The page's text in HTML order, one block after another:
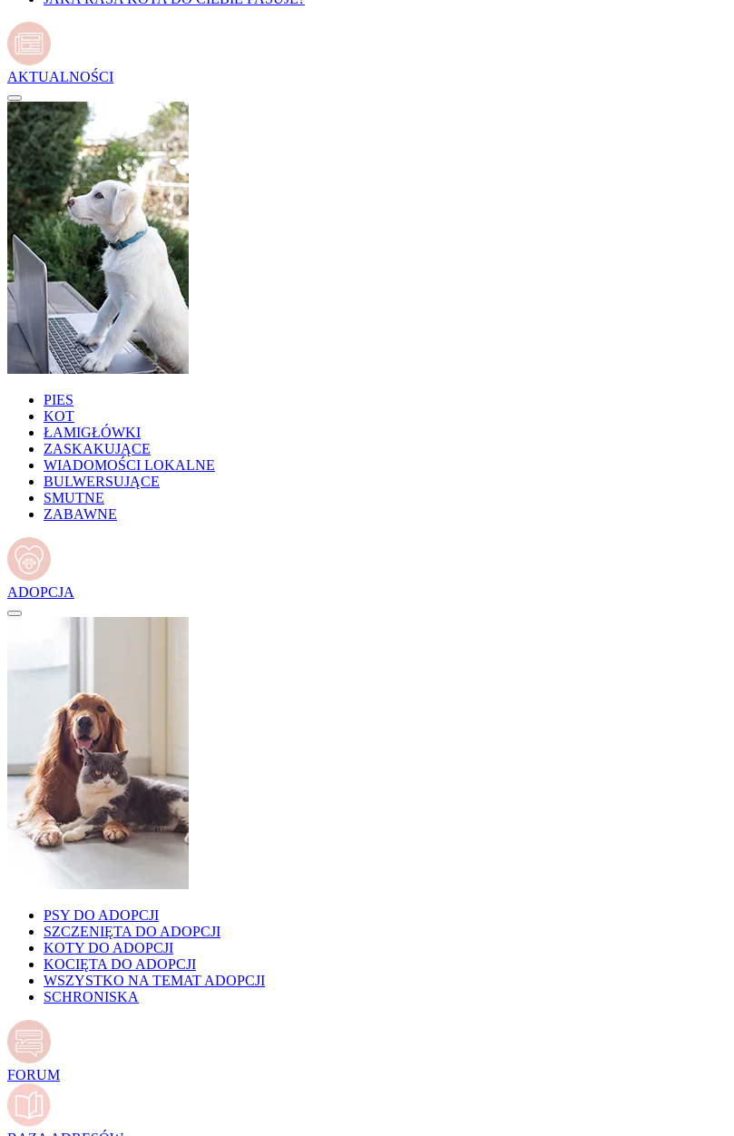
AKTUALNOŚCI
PIES
KOT
ŁAMIGŁÓWKI
ZASKAKUJĄCE
WIADOMOŚCI LOKALNE
BULWERSUJĄCE
SMUTNE
ZABAWNE
ADOPCJA
PSY DO ADOPCJI
SZCZENIĘTA DO ADOPCJI
KOTY DO ADOPCJI
KOCIĘTA DO ADOPCJI
WSZYSTKO NA TEMAT ADOPCJI
SCHRONISKA
FORUM